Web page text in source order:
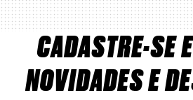
CADASTRE-SE
NOVIDADES E